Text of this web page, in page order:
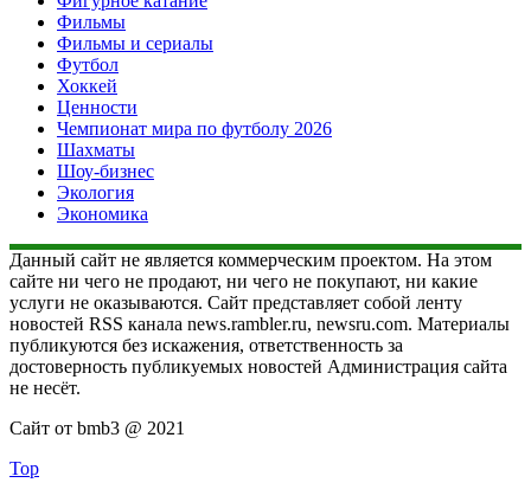
Фильмы
Фильмы и сериалы
Футбол
Хоккей
Ценности
Чемпионат мира по футболу 2026
Шахматы
Шоу-бизнес
Экология
Экономика
Данный сайт не является коммерческим проектом. На этом
сайте ни чего не продают, ни чего не покупают, ни какие
услуги не оказываются. Сайт представляет собой ленту
новостей RSS канала news.rambler.ru, newsru.com. Материалы
публикуются без искажения, ответственность за
достоверность публикуемых новостей Администрация сайта
не несёт.
Сайт от bmb3 @ 2021
Top